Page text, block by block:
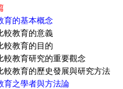
的基本概念
育的意義
育的目的
研究的重要觀念
的歷史發展與研究方法
之學者與方法論